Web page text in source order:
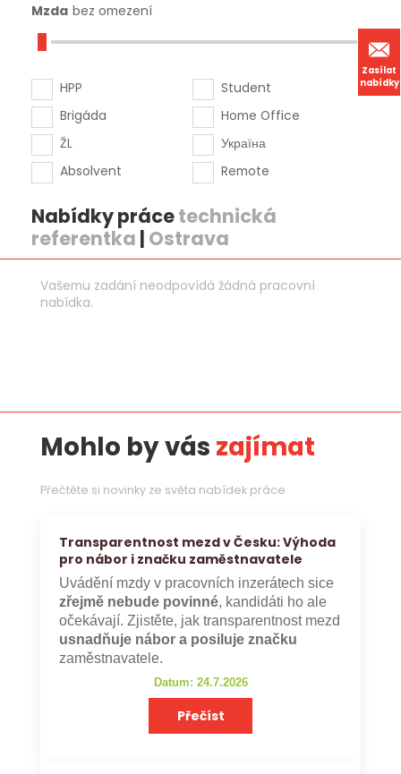
Zasílat
nabídky
Mzda bez omezení
HPP
Brigáda
ŽL
Absolvent
Student
Home Office
Україна
Remote
Nabídky prácetechnická
referentka | Ostrava
Vašemu zadání neodpovídá žádná pracovní
nabídka.
Mohlo by vás zajímat
Přečtěte si novinky ze světa nabídek práce
Transparentnost mezd v Česku: Výhoda
pro nábor i značku zaměstnavatele
Uvádění mzdy v pracovních inzerátech sice
zřejmě nebude povinné, kandidáti ho ale
očekávají. Zjistěte, jak transparentnost mezd
usnadňuje nábor a posiluje značku
zaměstnavatele.
Datum: 24.7.2026
Přečíst